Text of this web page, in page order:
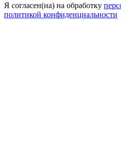
Я согласен(на) на обработку
политикой конфиденциальности